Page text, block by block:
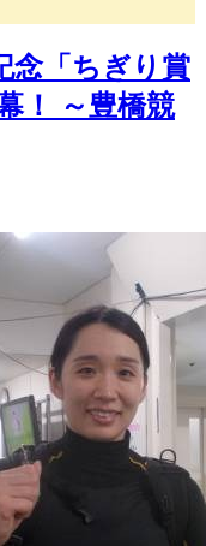
念「ちぎり賞
！ ～豊橋競